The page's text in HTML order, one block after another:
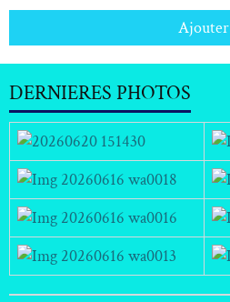
Ajouter
DERNIERES PHOTOS